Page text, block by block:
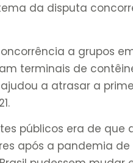
da disputa
a grupos
terminais de
a atrasar a
públicos era de
após a pandemia de